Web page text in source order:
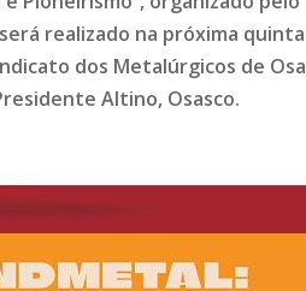
realizado na próxima
dos Metalúrgicos de
Altino, Osasco.